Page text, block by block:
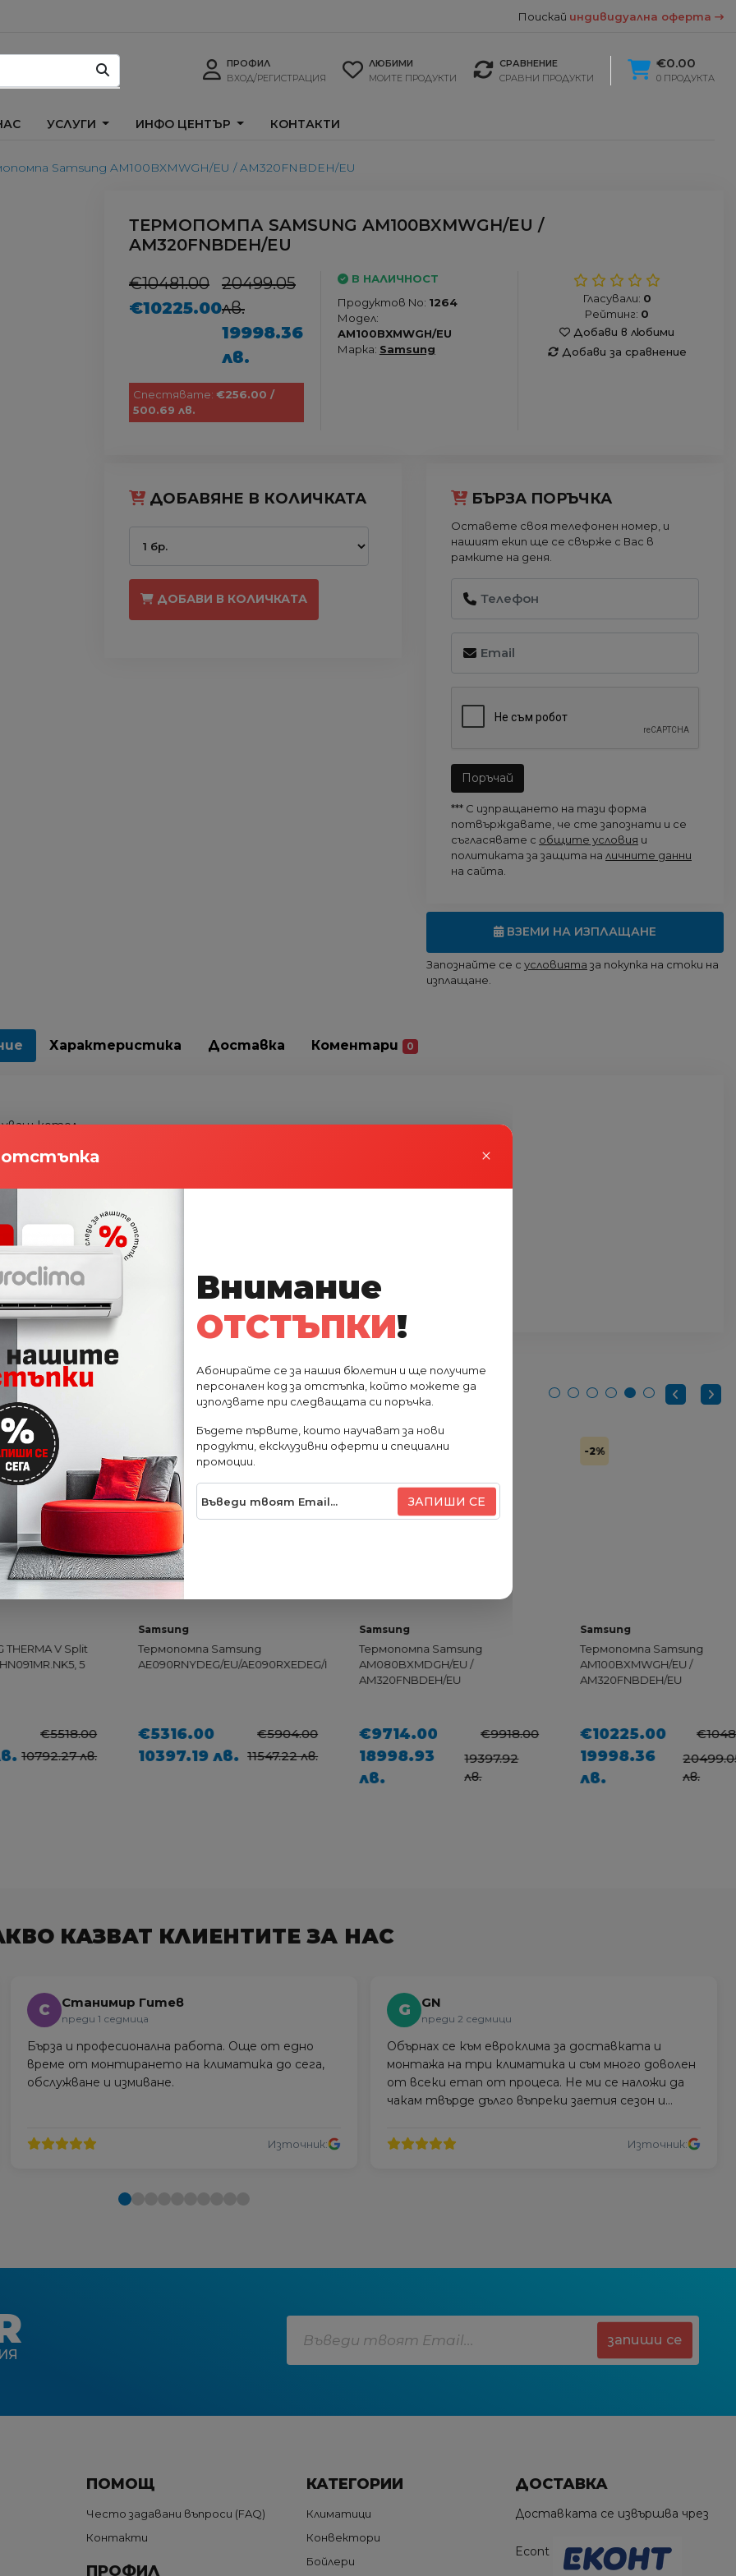
Поискай индивидуална оферта
ПРОФИЛ
ВХОД/РЕГИСТРАЦИЯ
ЛЮБИМИ
МОИТЕ ПРОДУКТИ
СРАВНЕНИЕ
СРАВНИ ПРОДУКТИ
€0.00
0 ПРОДУКТА
УСЛУГИ ИНФО ЦЕНТЪР КОНТАКТИ
Samsung AM100BXMWGH/EU / AM320FNBDEH/EU
ТЕРМОПОМПА SAMSUNG AM100BXMWGH/EU /
AM320FNBDEH/EU
€10481.00
€10225.00
20499.05
лв.
19998.36
лв.
Спестявате: €256.00 /
500.69 лв.
В НАЛИЧНОСТ
Продуктов No: 1264
Модел:
AM100BXMWGH/EU
Марка: Samsung
Гласували: 0
Рейтинг: 0
Добави в любими
Добави за сравнение
ДОБАВЯНЕ В КОЛИЧКАТА
ДОБАВИ В КОЛИЧКАТА
БЪРЗА ПОРЪЧКА
Оставете своя телефонен номер, и
нашият екип ще се свърже с Вас в
рамките на деня.
Поръчай
*** С изпращането на тази форма
потвърждавате, че сте запознати и се
съгласявате с общите условия и
политиката за защита на личните данни
на сайта.
ВЗЕМИ НА ИЗПЛАЩАНЕ
Запознайте се с условията за покупка на стоки на
изплащане.
Характеристика Доставка Коментари 0
котел
тела
и охлаждане
към хидравличния модул
V Split
5
лв.
Samsung
Термопомпа Samsung
AE090RNYDEG/EU/AE090RXEDEG/EU
€5316.00 €5904.00
10397.19 лв. 11547.22 лв.
-2%
Samsung
Термопомпа Samsung
AM080BXMDGH/EU /
AM320FNBDEH/EU
€9714.00 €9918.00
18998.93
19397.92
Samsung
Термопомпа Samsung
AM100BXMWGH/EU /
AM320FNBDEH/EU
€10225.00 €10481.00
19998.36
20499.05
КАЗВАТ КЛИЕНТИТЕ ЗА НАС
С Станимир Гитев
преди 1 седмица
Бърза и професионална работа. Още от едно
време от монтирането на климатика до сега,
обслужване и измиване.
Източник:
G GN
преди 2 седмици
Обърнах се към евроклима за доставката и
монтажа на три климатика и съм много доволен
от всеки етап от процеса. Не ми се наложи да
чакам твърде дълго въпреки заетия сезон и
Източник:
запиши се
ПОМОЩ
Често задавани въпроси (FAQ)
Контакти
ПРОФИЛ
КАТЕГОРИИ
Климатици
Конвектори
Бойлери
ДОСТАВКА
Доставката се извършва чрез
Econt
отстъпка ×
Внимание
ОТСТЪПКИ!
Абонирайте се за нашия бюлетин и ще получите
персонален код за отстъпка, който можете да
използвате при следващата си поръчка.
Бъдете първите, които научават за нови
продукти, ексклузивни оферти и специални
промоции.
ЗАПИШИ СЕ